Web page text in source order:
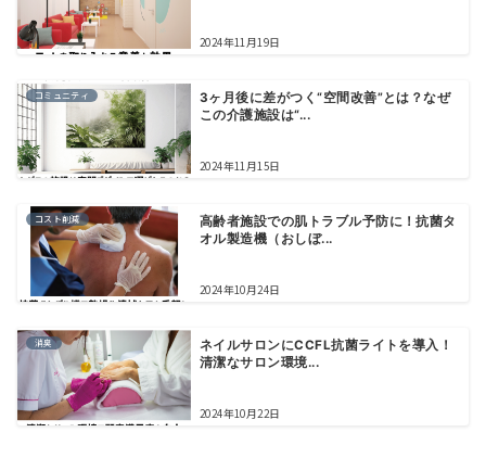
2024年11月19日
コミュニティ
3ヶ月後に差がつく“空間改善”とは？なぜ
この介護施設は“...
2024年11月15日
コスト削減
高齢者施設での肌トラブル予防に！抗菌タ
オル製造機（おしぼ...
2024年10月24日
消臭
ネイルサロンにCCFL抗菌ライトを導入！
清潔なサロン環境...
2024年10月22日